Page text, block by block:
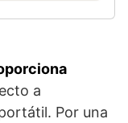
a
Por una